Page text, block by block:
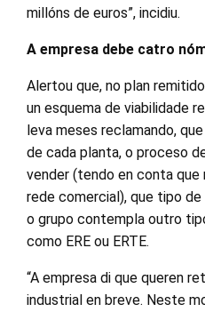
millóns de euros”, incidiu.
A empresa debe catro
Alertou que, no plan
un esquema de viabilidade
leva meses reclamando,
de cada planta, o proceso
vender (tendo en conta
rede comercial), que tipo
o grupo contempla outro
como ERE ou ERTE.
“A empresa di que queren
industrial en breve. Neste